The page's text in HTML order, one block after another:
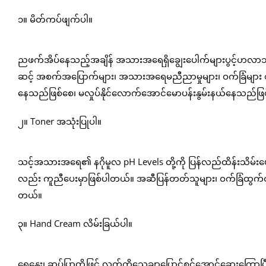
၁။ မိတ်ကပ်ဖျက်ပါ။
ညဖက်အိပ်နေသည့်အချိန် အသားအရေရှိချွေးပေါက်များပွင့်ဟ
ဆင့် အစက်အပြောက်များ၊ အသားအရေမညီညာမှုများ၊ ဝက်ခြံမ
နေသည်ဖြစ်စေ၊ မလှုပ်နိုင်လောက်အောင်မောပန်းနွမ်းနယ်နေသည်
၂။ Toner အသုံးပြုပါ။
သင့်အသားအရေ၏ နဂိုမူလ pH Levels တို့ကို ပြန်လည်ထိန်းသိမ်း
လည်း ကူညီပေးမှာဖြစ်ပါတယ်။ အဆီပြန်တတ်သူများ၊ ဝက်ခြံထွက်
တယ်။
၃။ Hand Cream လိမ်းခြယ်ပါ။